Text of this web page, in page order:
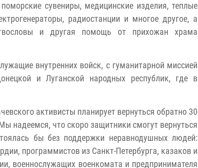
сувениры, медицинские изделия, теплые
радиостанции и многое другое, а
и другая помощь от прихожан храма
внутренних войск, с гуманитарной миссией
и Луганской народных республик, где в
активисты планирует вернуться обратно 30
что скоро защитники смогут вернуться
бы без поддержки неравнодушных людей:
программистов из Санкт-Петербурга, казаков и
военнослужащих военкомата и предпринимателя